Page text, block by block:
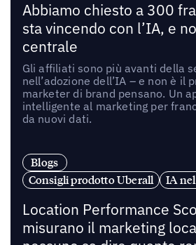
Abbiamo chiesto a 300
sta vincendo con l’IA, e
centrale
Gli affiliati sono più avanti della
nell’adozione dell’IA – e non è il
marketer di brand pensano. Un
intelligente al marketing per
da nuovi dati.
Blogs
Consigli prodotto Uberall
IA
Location Performance
misurano il marketing